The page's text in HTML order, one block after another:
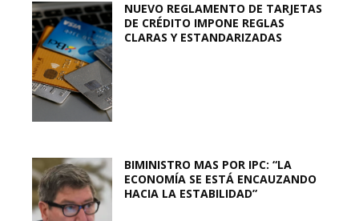
NUEVO REGLAMENTO DE TARJETAS
DE CRÉDITO IMPONE REGLAS
CLARAS Y ESTANDARIZADAS
BIMINISTRO MAS POR IPC: “LA
ECONOMÍA SE ESTÁ ENCAUZANDO
HACIA LA ESTABILIDAD”